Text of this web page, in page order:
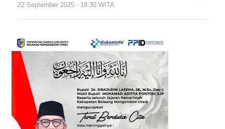
22 September 2025 - 18:30 WITA